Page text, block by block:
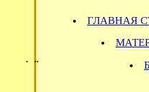
ГЛАВНАЯ